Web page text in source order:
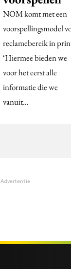
NOM komt met een
voorspellingsmodel
reclamebereik in
‘Hiermee bieden we
voor het eerst alle
informatie die we
vanuit…
Advertentie